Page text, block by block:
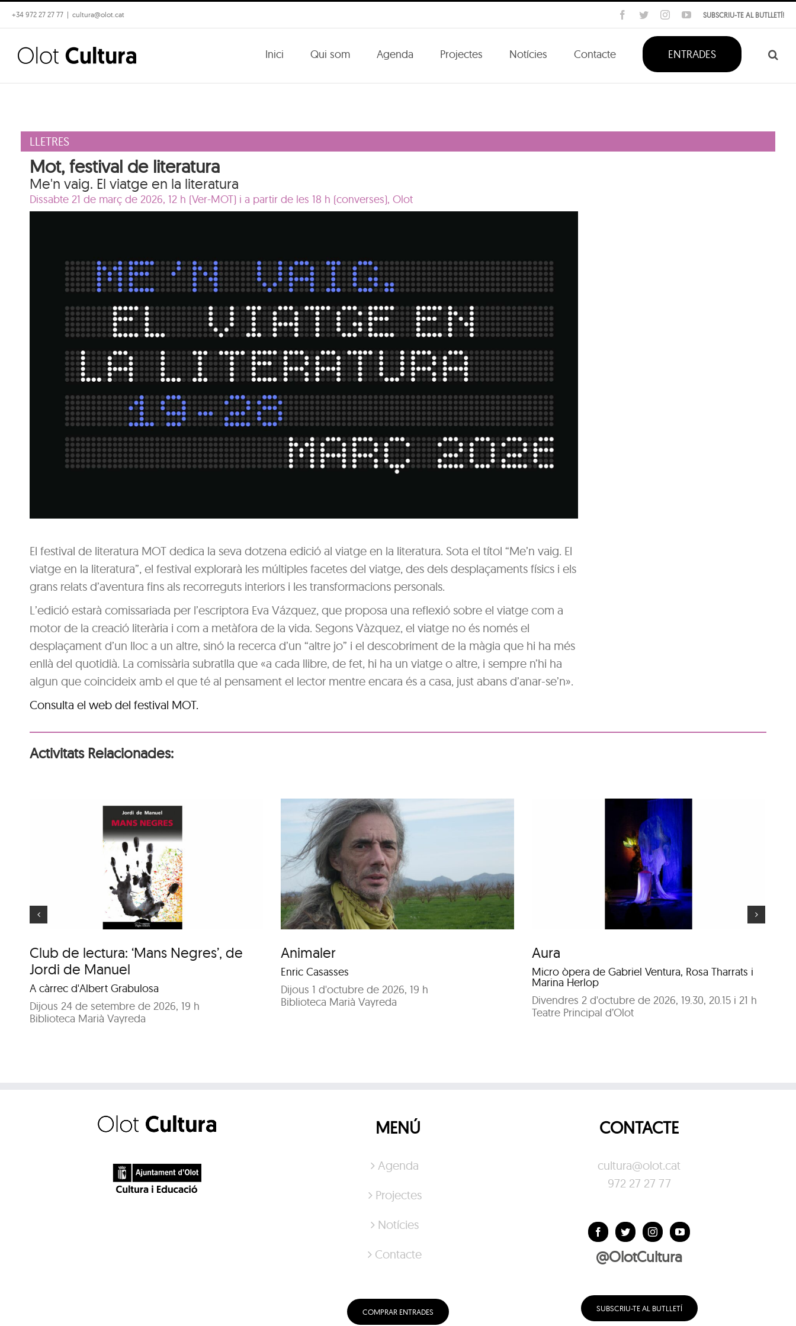
Skip
to
content
+34 972 27 27 77 | cultura@olot.cat SUBSCRIU-TE AL BUTLLETÍ!
Facebook
TwitterInstagramYouTube
Inici Qui som Agenda Projectes Notícies Contacte ENTRADES
LLETRES
Mot, festival de literatura
Me'n vaig. El viatge en la literatura
Dissabte 21 de març de 2026, 12 h (Ver-MOT) i a partir de les 18 h (converses), Olot
El festival de literatura MOT dedica la seva dotzena edició al viatge en la literatura. Sota el títol “Me’n vaig. El
viatge en la literatura”, el festival explorarà les múltiples facetes del viatge, des dels desplaçaments físics i els
grans relats d’aventura fins als recorreguts interiors i les transformacions personals.
L’edició estarà comissariada per l’escriptora Eva Vázquez, que proposa una reflexió sobre el viatge com a
motor de la creació literària i com a metàfora de la vida. Segons Vàzquez, el viatge no és només el
desplaçament d’un lloc a un altre, sinó la recerca d’un “altre jo” i el descobriment de la màgia que hi ha més
enllà del quotidià. La comissària subratlla que «a cada llibre, de fet, hi ha un viatge o altre, i sempre n’hi ha
algun que coincideix amb el que té al pensament el lector mentre encara és a casa, just abans d’anar-se’n».
Consulta el web del festival MOT.
Activitats Relacionades:
Club de lectura: ‘Mans Negres’, de
Jordi de Manuel
A càrrec d'Albert Grabulosa
Dijous 24 de setembre de 2026, 19 h
Biblioteca Marià Vayreda
Animaler
Animaler
Enric Casasses
Dijous 1 d'octubre de 2026, 19 h
Biblioteca Marià Vayreda
Aura
Aura
Micro òpera de Gabriel Ventura, Rosa Tharrats i
Marina Herlop
Divendres 2 d'octubre de 2026, 19.30, 20.15 i 21 h
Teatre Principal d’Olot
VVVVBBBBRRRR
MENÚ
Agenda
Projectes
Notícies
Contacte
COMPRAR ENTRADES
CONTACTE
cultura@olot.cat
972 27 27 77
@OlotCultura
SUBSCRIU-TE AL BUTLLETÍ